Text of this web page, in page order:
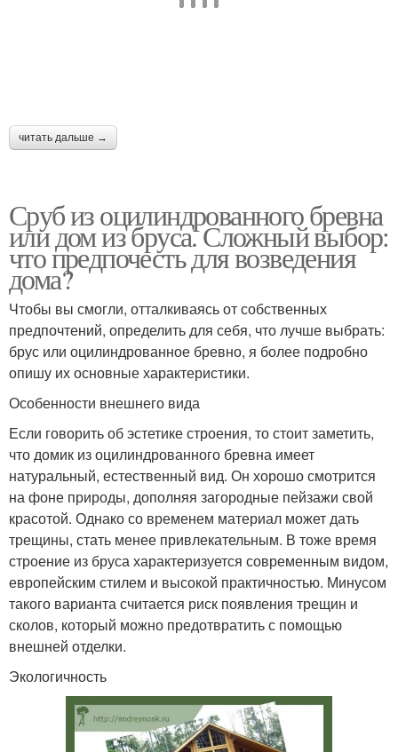
читать дальше →
Сруб из оцилиндрованного бревна
или дом из бруса. Сложный выбор:
что предпочесть для возведения
дома?
Чтобы вы смогли, отталкиваясь от собственных
предпочтений, определить для себя, что лучше выбрать:
брус или оцилиндрованное бревно, я более подробно
опишу их основные характеристики.
Особенности внешнего вида
Если говорить об эстетике строения, то стоит заметить,
что домик из оцилиндрованного бревна имеет
натуральный, естественный вид. Он хорошо смотрится
на фоне природы, дополняя загородные пейзажи свой
красотой. Однако со временем материал может дать
трещины, стать менее привлекательным. В тоже время
строение из бруса характеризуется современным видом,
европейским стилем и высокой практичностью. Минусом
такого варианта считается риск появления трещин и
сколов, который можно предотвратить с помощью
внешней отделки.
Экологичность